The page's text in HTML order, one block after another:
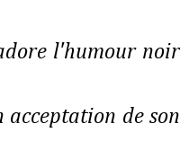
l'humour noir
acceptation de son